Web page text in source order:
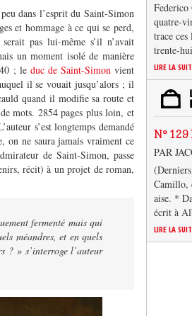
dans l’esprit du Saint-Simon
et hommage à ce qui se perd,
pas lui-même s’il n’avait
un moment isolé de manière
; le duc de Saint-Simon vient
il se vouait jusqu’alors ; il
quand il modifie sa route et
mots. 2854 pages plus loin, et
s’est longtemps demandé
on ne saura jamais vraiment ce
de Saint-Simon, passe
récit) à un projet de roman,
fermenté mais qui
méandres, et en quels
? » s’interroge l’auteur
quatre-
trace
trente-
LIRE LA
N°
PAR
Camillo,
aise. *
écrit à
LIRE LA